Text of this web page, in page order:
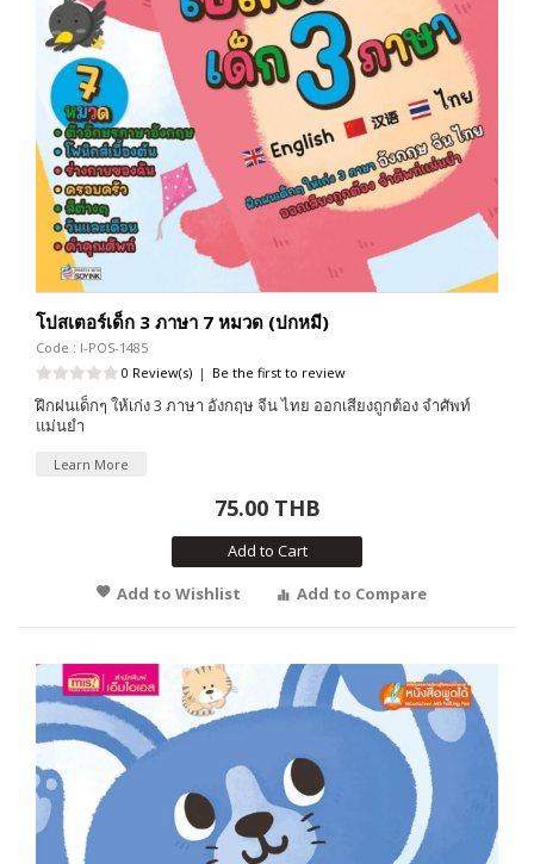
โปสเตอร์เด็ก 3 ภาษา 7 หมวด (ปกหมี)
Code : I-POS-1485
0 Review(s) | Be the first to review
ฝึกฝนเด็กๆ ให้เก่ง 3 ภาษา อังกฤษ จีน ไทย ออกเสียงถูกต้อง จำศัพท์
แม่นยำ
Learn More
75.00 THB
Add to Cart
Add to Wishlist
Add to Compare